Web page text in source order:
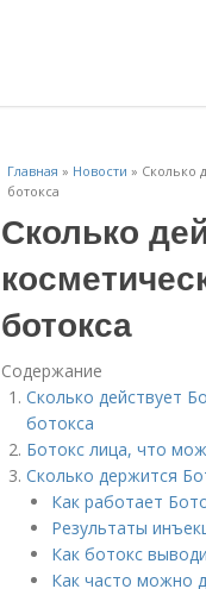
Главная » Новости » Сколько
ботокса
Сколько
ботокса
Содержание
Сколько действует
ботокса
Ботокс лица, что
Сколько держится
Как работает
Результаты
Как ботокс
Как часто можно